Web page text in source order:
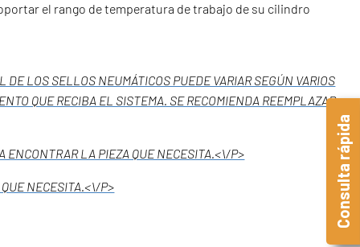
el rango de temperatura de trabajo de su cilindro
LOS SELLOS NEUMÁTICOS PUEDE VARIAR SEGÚN VARIOS
QUE RECIBA EL SISTEMA. SE RECOMIENDA REEMPLAZAR
ENCONTRAR LA PIEZA QUE NECESITA.<\/P>
NECESITA.<\/P> Consulta rápida